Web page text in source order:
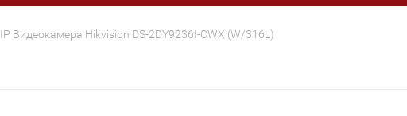
IP Видеокамера Hikvision DS-2DY9236I-CWX (W/316L)